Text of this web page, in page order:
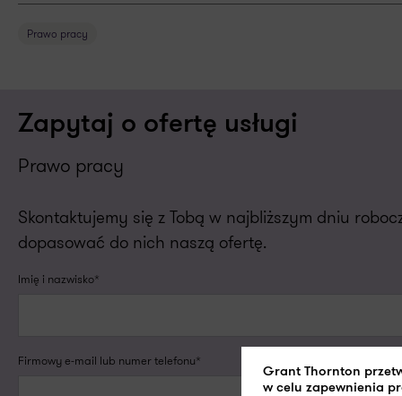
Prawo pracy
Zapytaj o ofertę usługi
Prawo pracy
Skontaktujemy się z Tobą w najbliższym dniu
dopasować do nich naszą ofertę.
Imię i nazwisko*
Firmowy e-mail lub numer telefonu*
Grant Thornton
w celu zapewnienia